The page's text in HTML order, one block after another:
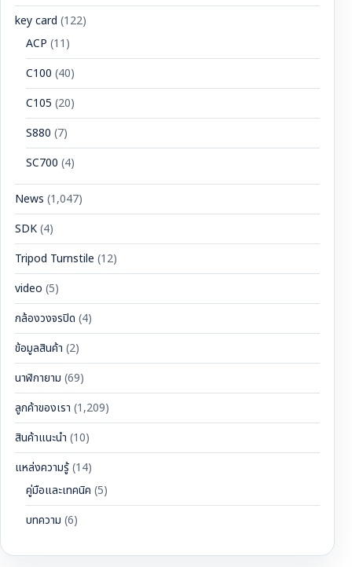
key card (122)
ACP (11)
C100 (40)
C105 (20)
S880 (7)
SC700 (4)
News (1,047)
SDK(4)
Tripod Turnstile (12)
video (5)
กล้องวงจรปิด (4)
ข้อมูลสินค้า (2)
นาฬิกายาม (69)
ลูกค้าของเรา (1,209)
สินค้าแนะนำ (10)
แหล่งความรู้(14)
คู่มือและเทคนิค (5)
บทความ (6)